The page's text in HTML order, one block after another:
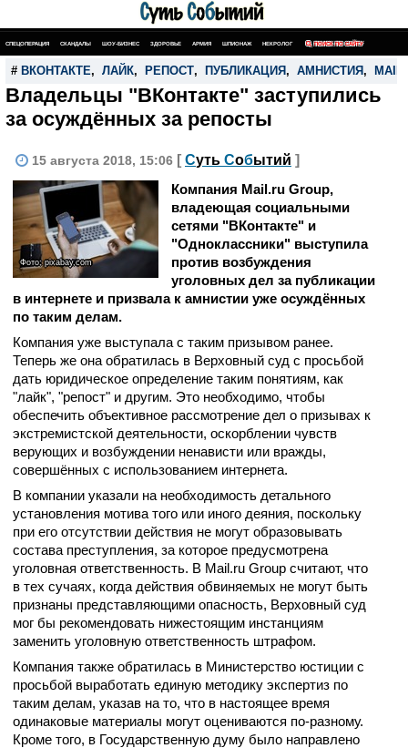
СПЕЦОПЕРАЦИЯ СКАНДАЛЫ ШОУ-БИЗНЕС ЗДОРОВЬЕ АРМИЯ ШПИОНАЖ НЕКРОЛОГ ПОИСК ПО САЙТУ
# ВКОНТАКТЕ, ЛАЙК, РЕПОСТ, ПУБЛИКАЦИЯ , АМНИСТИЯ ,
Владельцы "ВКонтакте" заступились
за осуждённых за репосты
15 августа 2018, 15:06 [ Суть Событий ]
Фото: pixabay.com
Компания Mail.ru Group,
владеющая социальными
сетями "ВКонтакте" и
"Одноклассники" выступила
против возбуждения
уголовных дел за публикации
в интернете и призвала к амнистии уже осуждённых
по таким делам.
Компания уже выступала с таким призывом ранее.
Теперь же она обратилась в Верховный суд с просьбой
дать юридическое определение таким понятиям, как
"лайк", "репост" и другим. Это необходимо, чтобы
обеспечить объективное рассмотрение дел о призывах к
экстремистской деятельности, оскорблении чувств
верующих и возбуждении ненависти или вражды,
совершённых с использованием интернета.
В компании указали на необходимость детального
установления мотива того или иного деяния, поскольку
при его отсутствии действия не могут образовывать
состава преступления, за которое предусмотрена
уголовная ответственность. В Mail.ru Group считают, что
в тех сучаях, когда действия обвиняемых не могут быть
признаны представляющими опасность, Верховный суд
мог бы рекомендовать нижестоящим инстанциям
заменить уголовную ответственность штрафом.
Компания также обратилась в Министерство юстиции с
просьбой выработать единую методику экспертиз по
таким делам, указав на то, что в настоящее время
одинаковые материалы могут оцениваются по-разному.
Кроме того, в Государственную думу было направлено